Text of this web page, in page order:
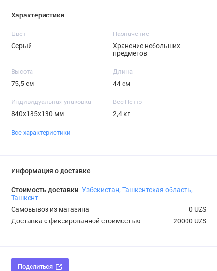
Характеристики
Цвет
Серый
Назначение
Хранение небольших
предметов
Высота
75,5 см
Длина
44 см
Индивидуальная упаковка
840х185х130 мм
Вес Нетто
2,4 кг
Все характеристики
Информация о доставке
Стоимость доставки Узбекистан, Ташкентская область,
Ташкент
Самовывоз из магазина
0 UZS
Доставка с фиксированной стоимостью
20000 UZS
Поделиться